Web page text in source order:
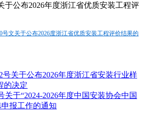
于公布2026年度浙江省优质安装工程评
号文关于公布2026度浙江省优质安装工程评价结果的
号关于公布2026年度浙江省安装行业样
的决定
关于“2024-2026年度中国安装协会中国
报工作的通知